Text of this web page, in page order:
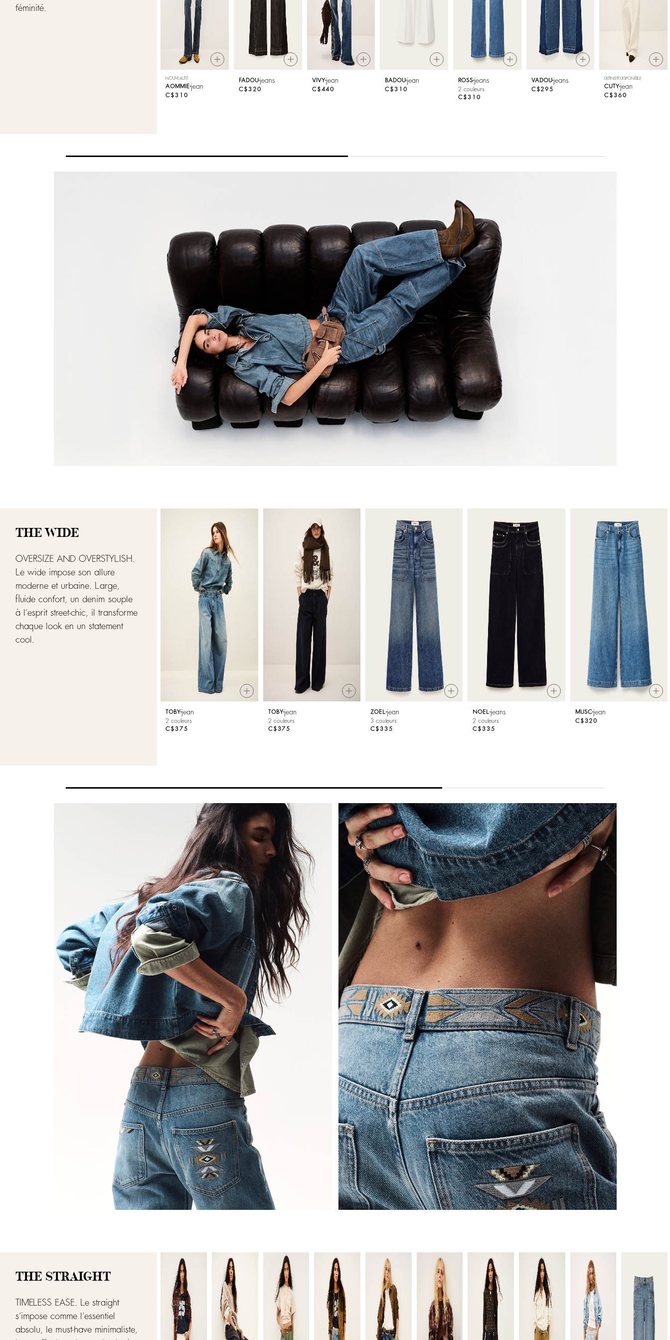
féminité.
NOUVEAUTÉ
AOMMIE jean
C$310
FADOU jeans
C$320
VIVYjean
C$440
BADOU jean
C$310
ROSS jeans
2 couleurs
C$310
VADOUjeans
C$295
DERNIER DISPONIBLE
CUTY jean
C$360
THE WIDE
OVERSIZE AND OVERSTYLISH.
Le wide impose son allure
moderne et urbaine. Large,
fluide confort, un denim souple
à l’esprit street-chic, il transforme
chaque look en un statement
cool.
TOBY jean
2 couleurs
C$375
TOBYjean
2 couleurs
C$375
ZOEL jean
3 couleurs
C$335
NOEL jeans
2 couleurs
C$335
MUSCjean
C$320
THE STRAIGHT
TIMELESS EASE. Le straight
s’impose comme l’essentiel
absolu, le must-have minimaliste,